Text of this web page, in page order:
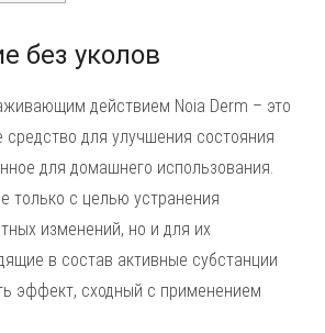
без уколов
действием Noia Derm – это
для улучшения состояния
для домашнего использования.
только с целью устранения
изменений, но и для их
в состав активные субстанции
эффект, сходный с применением